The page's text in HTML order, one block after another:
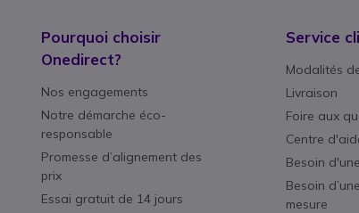
Pourquoi choisir
Onedirect?
Nos engagements
Notre démarche éco-
responsable
Promesse d’alignement des
prix
Essai gratuit de 14 jours
Service
Modalités
Livraison
Foire aux
Centre
Besoin
Besoin
mesure